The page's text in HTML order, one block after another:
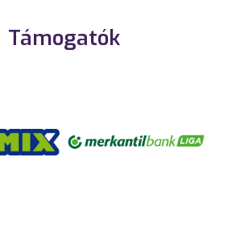
Támogatók